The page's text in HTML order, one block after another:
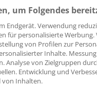
M. war darüber so
habe gefroren,
Die Organisation
zahlen - des
Laura zeigte sich
(Smi)
um Folgendes
Endgerät. Verwendung
für personalisierte
von Profilen zur
Inhalte.
Analyse von Zielgruppen
Entwicklung und
von Inhalten.